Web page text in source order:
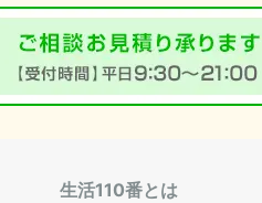
生活110番とは